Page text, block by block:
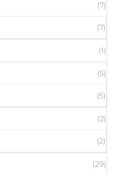
(7)
(7)
(1)
(5)
(5)
(2)
(2)
(29)